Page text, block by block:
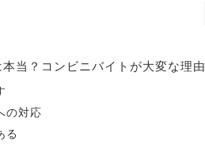
本当？コンビニバイトが大変な理由
の対応
る